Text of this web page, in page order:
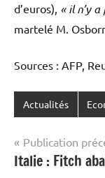
d’euros), « il n’y
martelé M.
Sources : AFP,
Actualités
Navigation
de
Publication
Italie : Fitch